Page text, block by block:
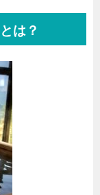
は？